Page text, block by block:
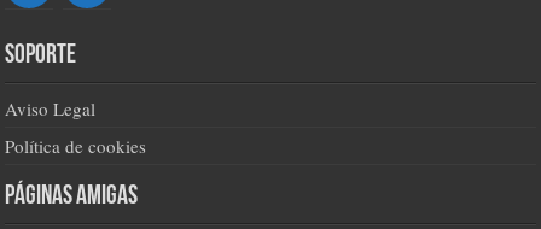
Soporte
Aviso Legal
Política de cookies
Páginas amigas